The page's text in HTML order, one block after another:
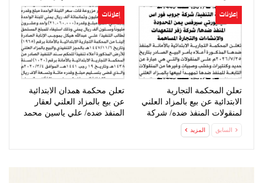
صيدلية…
إعلانات
تعلن المحكمة التجارية
الابتدائية عن بيع بالمزاد العلني
لمنقولات المنفذ ضده/ شركة
إعلانات
تعلن محكمة همدان الابتدائية
عن بيع بالمزاد العلني لعقار
المنفذ ضده/ علي ياسين محمد
السابق المزيد